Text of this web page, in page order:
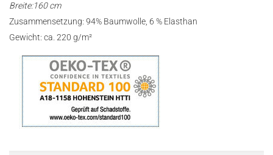
Breite:160 cm
Zusammensetzung: 94% Baumwolle, 6 % Elasthan
Gewicht: ca. 220 g/m²